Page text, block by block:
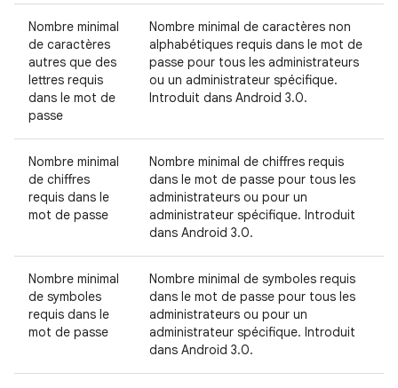
Nombre minimal
de caractères
autres que des
lettres requis
dans le mot de
passe
Nombre minimal de caractères non
alphabétiques requis dans le mot de
passe pour tous les administrateurs
ou un administrateur spécifique.
Introduit dans Android 3.0.
Nombre minimal
de chiffres
requis dans le
mot de passe
Nombre minimal de chiffres requis
dans le mot de passe pour tous les
administrateurs ou pour un
administrateur spécifique. Introduit
dans Android 3.0.
Nombre minimal
de symboles
requis dans le
mot de passe
Nombre minimal de symboles requis
dans le mot de passe pour tous les
administrateurs ou pour un
administrateur spécifique. Introduit
dans Android 3.0.